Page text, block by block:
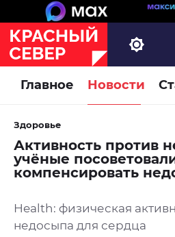
Главное Новости
Здоровье
Активность против
учёные
компенсировать
Health: физическая
недосыпа для сердца